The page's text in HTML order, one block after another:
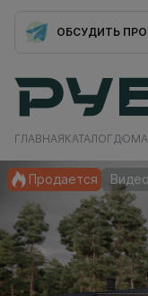
ОБСУДИТЬ
ГЛАВНАЯКАТАЛОГ
Продается